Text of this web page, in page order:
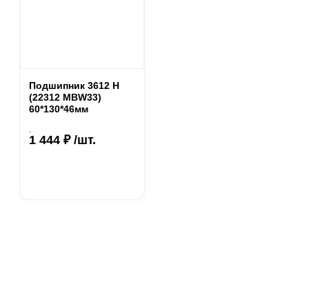
Подшипник 3612 Н
(22312 MBW33)
60*130*46мм
.
1 444 ₽ /шт.